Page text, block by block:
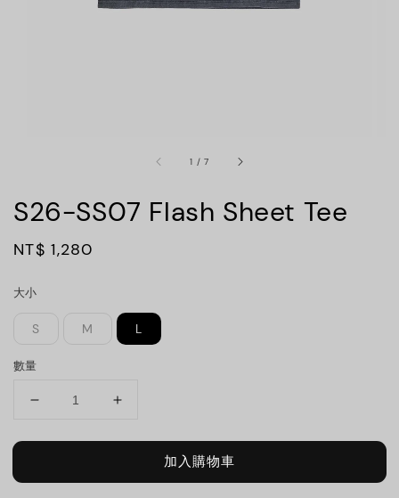
1 /7
S26-SS07 Flash Sheet Tee
Regular
NT$ 1,280
大小
S M L
數量
加入購物車